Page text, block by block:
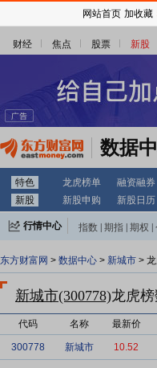
财经 焦点 股票 新股
数据
特色 龙虎榜单 融资融券
新股
新股申购 新股日历
行情中心 指数 期指 期权
东方财富网 > 数据中心 > 新城市 >
新城市(300778)龙虎
代码 名称 最新价
300778 新城市 10.52
网站首页 加收藏